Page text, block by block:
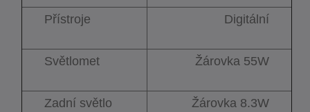
Přístroje Digitální
Světlomet Žárovka 55W
Zadní světlo Žárovka 8.3W